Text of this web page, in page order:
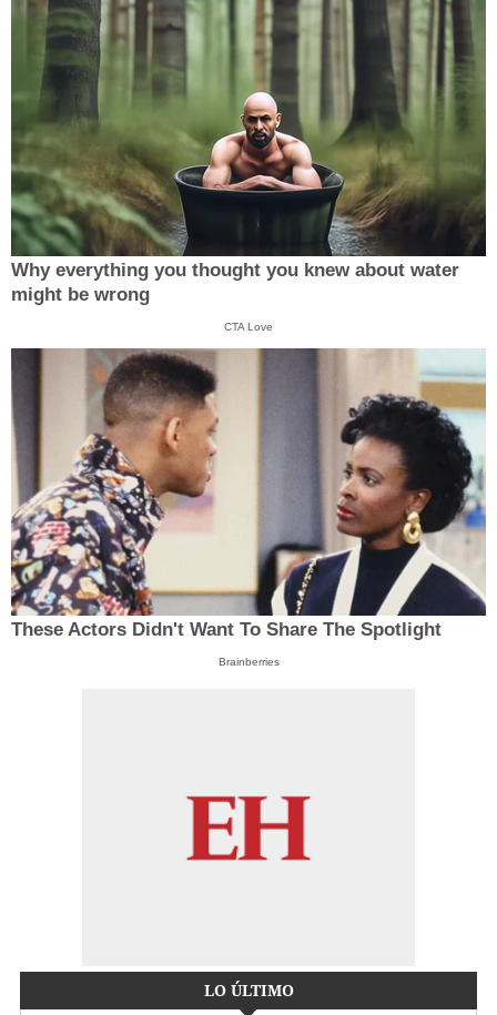
Why everything you thought you knew about water
might be wrong
CTA Love
These Actors Didn't Want To Share The Spotlight
Brainberries
LO ÚLTIMO